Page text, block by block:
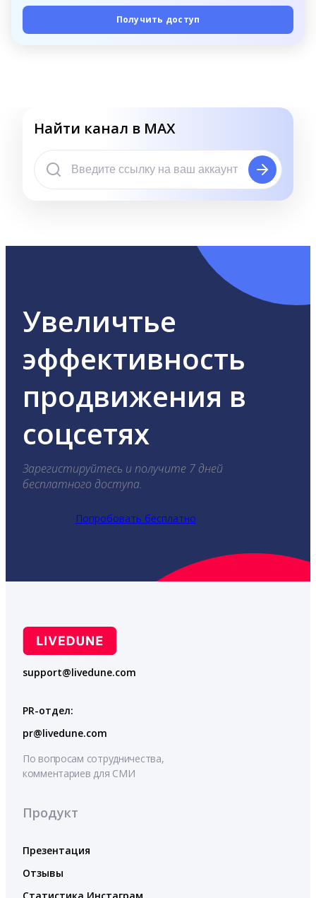
Получить доступ
Найти канал в MAX
Увеличтье
эффективность
продвижения в
соцсетях
Зарегистируйтесь и получите 7 дней
бесплатного доступа.
Попробовать бесплатно
support@livedune.com
PR-отдел:
pr@livedune.com
По вопросам сотрудничества,
комментариев для СМИ
Продукт
Презентация
Отзывы